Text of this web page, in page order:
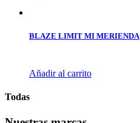
BLAZE LIMIT MI MERIENDA
Añadir al carrito
Todas